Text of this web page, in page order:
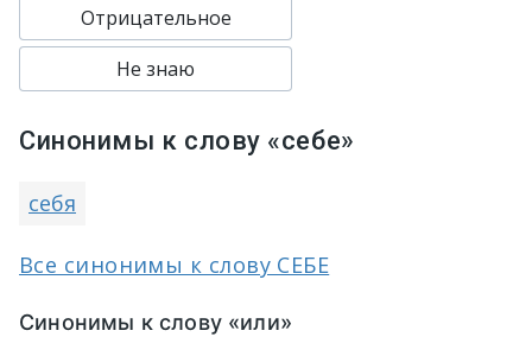
Отрицательное
Не знаю
Синонимы к слову «себе»
себя
Все синонимы к слову СЕБЕ
Синонимы к слову «или»